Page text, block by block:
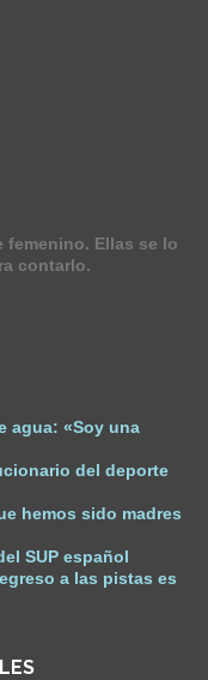
femenino. Ellas se lo
contarlo.
agua: «Soy una
del deporte
hemos sido madres
SUP español
a las pistas es